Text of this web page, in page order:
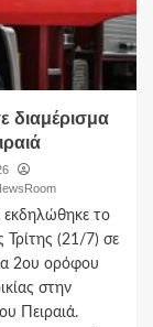
διαμέρισμα
εκδηλώθηκε το
Τρίτης (21/7) σε
2ου ορόφου
στην
Πειραιά.